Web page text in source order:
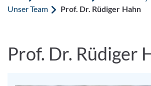
Unser Team
Prof. Dr. Rüdiger Hahn
Prof. Dr. Rüdiger